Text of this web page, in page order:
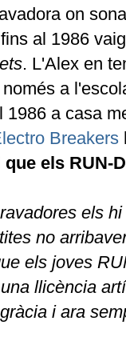
on
al 1986
. L'Alex en
a
1986 a casa
Breakers
que els RUN-
els
no
els joves
llicència
i ara